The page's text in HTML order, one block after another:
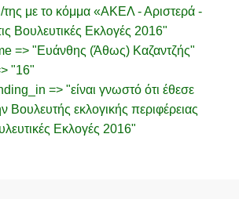
της με το κόμμα «ΑΚΕΛ - Αριστερά -
Βουλευτικές Εκλογές 2016"
=> "Ευάνθης (Άθως) Καζαντζής"
"16"
=> "είναι γνωστό ότι έθεσε
Βουλευτής εκλογικής περιφέρειας
Εκλογές 2016"